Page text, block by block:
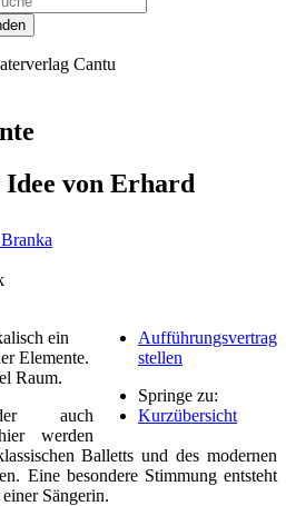
von Erhard
Aufführungsvertrag
stellen
Springe zu:
Kurzübersicht
ein
Elemente.
Raum.
auch
werden
Balletts und des modernen
Eine besondere Stimmung entsteht
Sängerin.